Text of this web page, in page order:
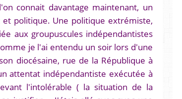
connait davantage maintenant, un
politique. Une politique extrémiste,
aux groupuscules indépendantistes
je l'ai entendu un soir lors d'une
diocésaine, rue de la République à
attentat indépendantiste exécutée à
l'intolérable ( la situation de la